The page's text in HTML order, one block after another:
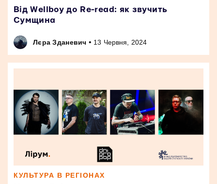
Від Wellboy до Re-read: як звучить
Сумщина
Лєра Зданевич • 13 Червня, 2024
КУЛЬТУРА В РЕГІОНАХ